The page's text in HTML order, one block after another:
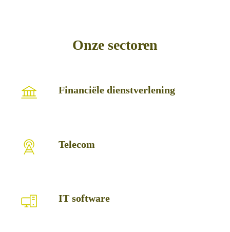
Onze sectoren
Financiële dienstverlening
Financiële
dienstverlening
Telecom
Telecom
IT software
software